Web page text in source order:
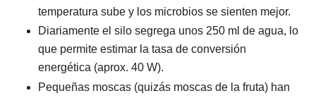
temperatura sube y los microbios se sienten mejor.
Diariamente el silo segrega unos 250 ml de agua, lo
que permite estimar la tasa de conversión
energética (aprox. 40 W).
Pequeñas moscas (quizás moscas de la fruta) han